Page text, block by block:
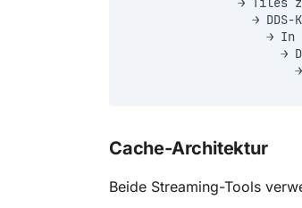
Cache-Architektur
Beide Streaming-Tools